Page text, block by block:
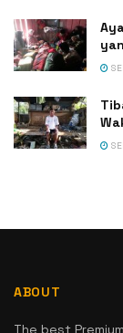
ABOUT
The best